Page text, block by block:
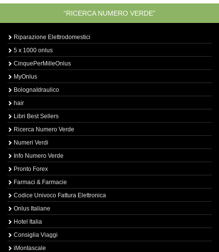
“RICERCA NUMERO VERDE”
Riparazione Elettrodomestici
5 x 1000 onlus
CinquePerMilleOnlus
MyOnlus
BolognaIdraulico
hair
Libri Best Sellers
Ricerca Numero Verde
Numeri Verdi
Info Numero Verde
Pronto Forex
Farmaci & Farmacie
Codice Univoco Fattura Elettronica
Onlus Italiane
Hotel Italia
Consiglia Viaggi
iMontascale